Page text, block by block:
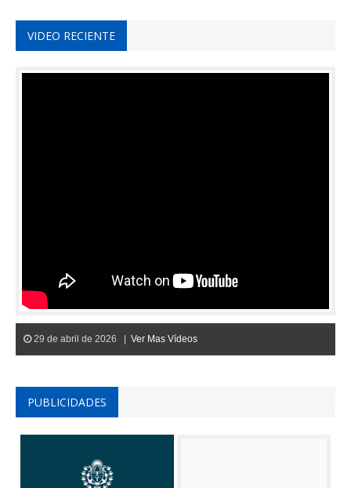
VIDEO RECIENTE
29 de abril de 2026 | Ver Mas Vídeos
PUBLICIDADES